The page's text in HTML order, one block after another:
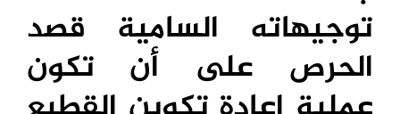
توجيهاته السامية قصد
الحرص على أن تكون